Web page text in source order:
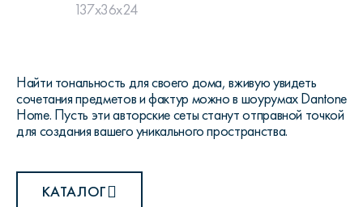
137x36x24
Найти тональность для своего дома, вживую увидеть
сочетания предметов и фактур можно в шоурумах Dantone
Home. Пусть эти авторские сеты станут отправной точкой
для создания вашего уникального пространства.
КАТАЛОГ